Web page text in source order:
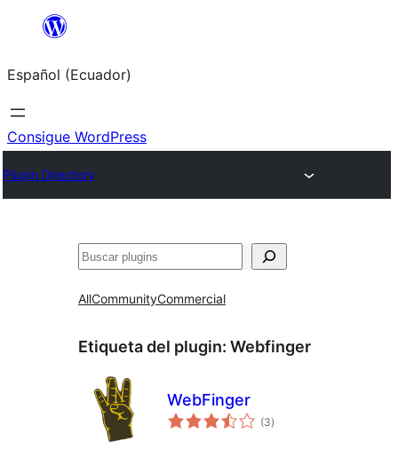
Saltar
contenido
Español (Ecuador)
Consigue WordPress
Plugin Directory
Buscar
AllCommunityCommercial
Etiqueta del plugin: Webfinger
WebFinger
(3total
de
)